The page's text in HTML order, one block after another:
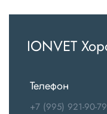
IONVET
Телефон
+7 (995) 921-90-79